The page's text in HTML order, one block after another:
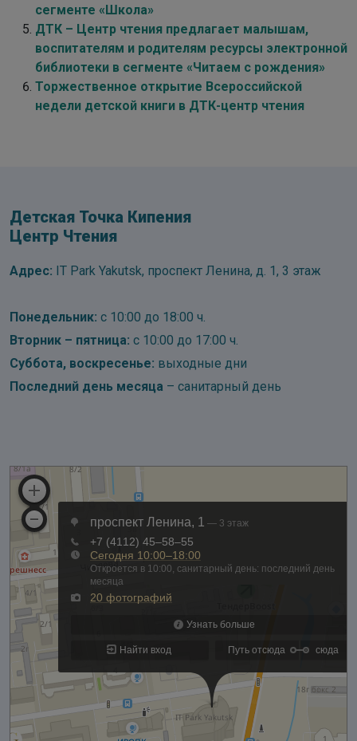
сегменте «Школа»
ДТК – Центр чтения предлагает малышам,
воспитателям и родителям ресурсы электронной
библиотеки в сегменте «Читаем с рождения»
Торжественное открытие Всероссийской
недели детской книги в ДТК-центр чтения
Детская Точка Кипения
Центр Чтения
Адрес: IT Park Yakutsk, проспект Ленина, д. 1, 3 этаж
Понедельник: с 10:00 до 18:00 ч.
Вторник – пятница: с 10:00 до 17:00 ч.
Суббота, воскресенье: выходные дни
Последний день месяца – санитарный день